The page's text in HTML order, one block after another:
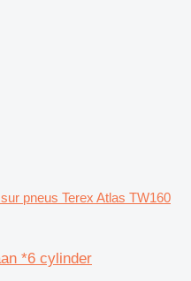
pneus Terex Atlas TW160
*6 cylinder